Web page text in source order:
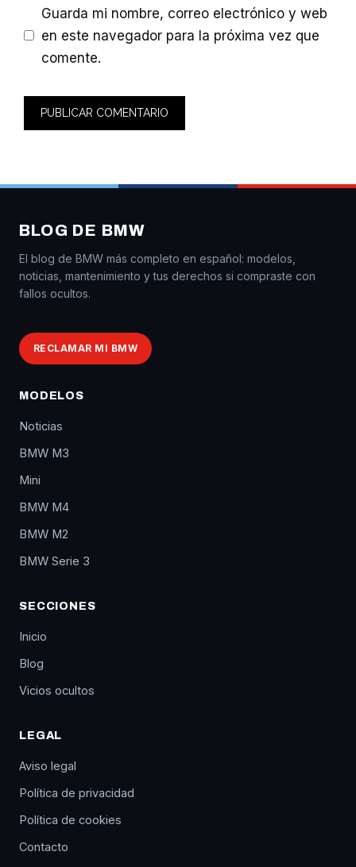
Guarda mi nombre, correo electrónico y web
en este navegador para la próxima vez que
comente.
BLOG DE BMW
El blog de BMW más completo en español: modelos,
noticias, mantenimiento y tus derechos si compraste con
fallos ocultos.
RECLAMAR MI BMW
MODELOS
Noticias
BMW M3
Mini
BMW M4
BMW M2
BMW Serie 3
SECCIONES
Inicio
Blog
Vicios ocultos
LEGAL
Aviso legal
Política de privacidad
Política de cookies
Contacto